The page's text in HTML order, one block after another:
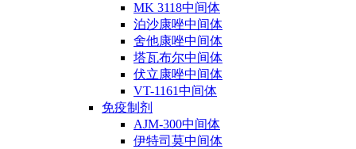
MK 3118中间体
泊沙康唑中间体
舍他康唑中间体
塔瓦布尔中间体
伏立康唑中间体
VT-1161中间体
免疫制剂
AJM-300中间体
伊特司莫中间体